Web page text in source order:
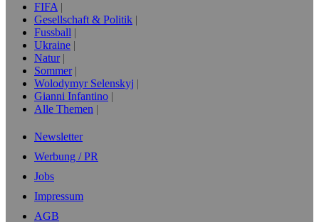
FIFA
Gesellschaft & Politik
Fussball
Ukraine
Natur
Sommer
Wolodymyr Selenskyj
Gianni Infantino
Alle Themen
Newsletter
Werbung / PR
Jobs
Impressum
AGB